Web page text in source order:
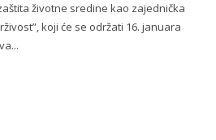
životne sredine kao zajednička
koji će se održati 16. januara